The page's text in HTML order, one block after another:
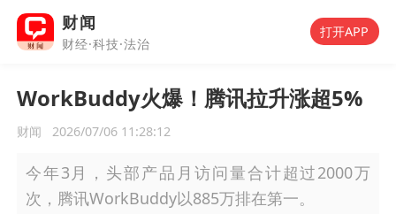
财闻
财经·科技·法治
打开APP
WorkBuddy火爆！腾讯拉升涨超5%
财闻 2026/07/06 11:28:12
今年3月，头部产品月访问量合计超过2000万
次，腾讯WorkBuddy以885万排在第一。